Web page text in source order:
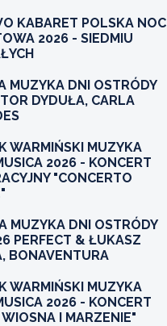
KABARET POLSKA NOC
2026 - SIEDMIU
MUZYKA DNI OSTRÓDY
DYDUŁA, CARLA
WARMIŃSKI MUZYKA
2026 - KONCERT
"CONCERTO
MUZYKA DNI OSTRÓDY
PERFECT & ŁUKASZ
BONAVENTURA
WARMIŃSKI MUZYKA
2026 - KONCERT
I MARZENIE"